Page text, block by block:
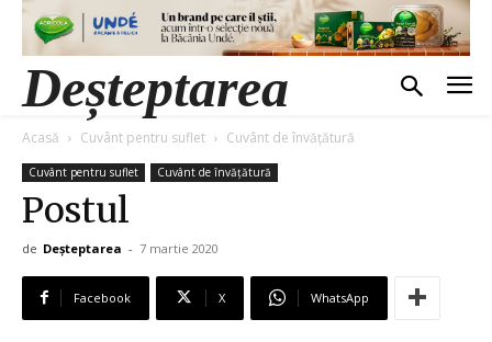
Deșteptarea
Acasă Cuvânt pentru suflet Cuvânt de învățătură
Cuvânt pentru suflet Cuvânt de învățătură
Postul
de Deșteptarea - 7 martie 2020
Facebook X WhatsApp